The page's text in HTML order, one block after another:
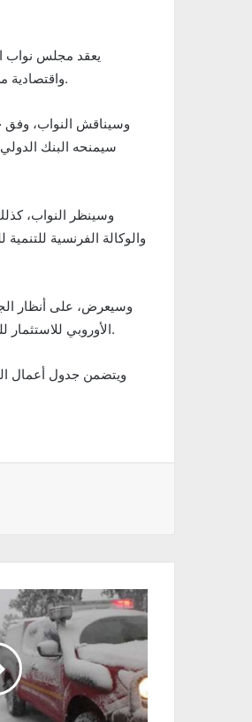
واقتصادية من بينها مشروع قانون يتعلق بجبر الأضرار التي تلحق المؤسسات الاقتصادية جراء الفيضانات.
وسيناقش النواب،
سيمنحه البنك
الأوروبي للاستثمار للمساهمة في تمويل الجيل الثاني من برنامج تهذيب وإدماج الأحياء السكينة (65 لسنة 2018 ).
ويتضمن جدول أعمال